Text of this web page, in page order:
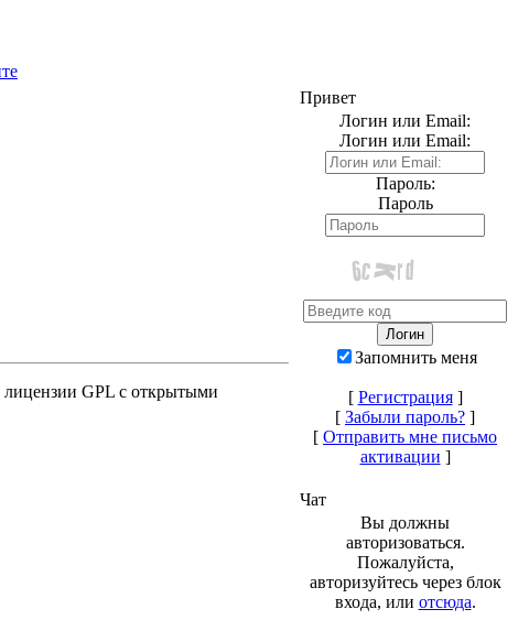
лицензии GPL с открытыми
Привет
Логин или Email:
Логин или Email:
Пароль:
Пароль
Запомнить меня
[ Регистрация]
[ Забыли пароль? ]
[ Отправить мне письмо
активации ]
Чат
Вы должны
авторизоваться.
Пожалуйста,
авторизуйтесь через блок
входа, или отсюда.